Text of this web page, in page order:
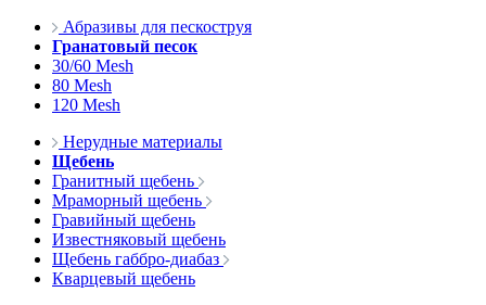
Абразивы для пескоструя
Гранатовый песок
30/60 Mesh
80 Mesh
120 Mesh
Нерудные материалы
Щебень
Гранитный щебень
Мраморный щебень
Гравийный щебень
Известняковый щебень
Щебень габбро-диабаз
Кварцевый щебень